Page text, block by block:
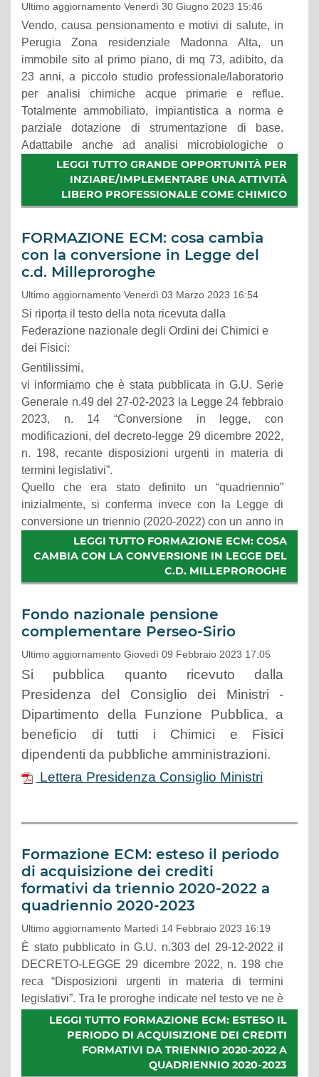
Ultimo aggiornamento Venerdì 30 Giugno 2023 15:46
Vendo, causa pensionamento e motivi di salute, in
Perugia Zona residenziale Madonna Alta, un
immobile sito al primo piano, di mq 73, adibito, da
23 anni, a piccolo studio professionale/laboratorio
per analisi chimiche acque primarie e reflue.
Totalmente ammobiliato, impiantistica a norma e
parziale dotazione di strumentazione di base.
Adattabile anche ad analisi microbiologiche o
chimico cliniche. Richiesta€ 85.000.
LEGGI TUTTO GRANDE OPPORTUNITÀ PER
INZIARE/IMPLEMENTARE UNA ATTIVITÀ
LIBERO PROFESSIONALE COME CHIMICO
FORMAZIONE ECM: cosa cambia
con la conversione in Legge del
c.d. Milleproroghe
Ultimo aggiornamento Venerdì 03 Marzo 2023 16:54
Si riporta il testo della nota ricevuta dalla
Federazione nazionale degli Ordini dei Chimici e
dei Fisici:
Gentilissimi,
vi informiamo che è stata pubblicata in G.U. Serie
Generale n.49 del 27-02-2023 la Legge 24 febbraio
2023, n. 14 “Conversione in legge, con
modificazioni, del decreto-legge 29 dicembre 2022,
n. 198, recante disposizioni urgenti in materia di
termini legislativi”.
Quello che era stato definito un “quadriennio”
inizialmente, si conferma invece con la Legge di
conversione un triennio (2020-2022) con un anno in
più di proroga (2023).
LEGGI TUTTO FORMAZIONE ECM: COSA
CAMBIA CON LA CONVERSIONE IN LEGGE DEL
C.D. MILLEPROROGHE
Fondo nazionale pensione
complementare Perseo-Sirio
Ultimo aggiornamento Giovedì 09 Febbraio 2023 17:05
Si pubblica quanto ricevuto dalla
Presidenza del Consiglio dei Ministri -
Dipartimento della Funzione Pubblica, a
beneficio di tutti i Chimici e Fisici
dipendenti da pubbliche amministrazioni.
Lettera Presidenza Consiglio Ministri
Formazione ECM: esteso il periodo
di acquisizione dei crediti
formativi da triennio 2020-2022 a
quadriennio 2020-2023
Ultimo aggiornamento Martedì 14 Febbraio 2023 16:19
È stato pubblicato in G.U. n.303 del 29-12-2022 il
DECRETO-LEGGE 29 dicembre 2022, n. 198 che
reca “Disposizioni urgenti in materia di termini
legislativi”. Tra le proroghe indicate nel testo ve ne è
una che riguarda la formazione professionale
LEGGI TUTTO FORMAZIONE ECM: ESTESO IL
PERIODO DI ACQUISIZIONE DEI CREDITI
FORMATIVI DA TRIENNIO 2020-2022 A
QUADRIENNIO 2020-2023